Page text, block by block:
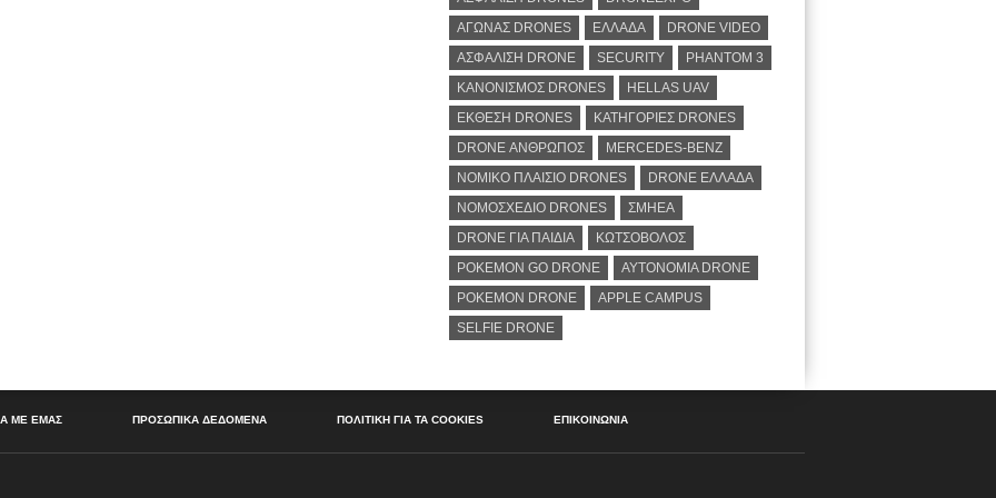
ΑΓΏΝΑΣ DRONES
ΕΛΛΆΔΑ
DRONE VIDEO
ΑΣΦΆΛΙΣΗ DRONE
SECURITY
PHANTOM 3
ΚΑΝΟΝΙΣΜΟΣ DRONES
HELLAS UAV
ΈΚΘΕΣΗ DRONES
ΚΑΤΗΓΟΡΊΕΣ DRONES
DRONE ΆΝΘΡΩΠΟΣ
MERCEDES-BENZ
ΝΟΜΙΚΟ ΠΛΑΙΣΙΟ DRONES
DRONE ΕΛΛΆΔΑ
ΝΟΜΟΣΧΈΔΙΟ DRONES
ΣΜΗΕΑ
DRONE ΓΙΑ ΠΑΙΔΙΆ
ΚΩΤΣΌΒΟΛΟΣ
POKEMON GO DRONE
ΑΥΤΟΝΟΜΊΑ DRONE
POKEMON DRONE
APPLE CAMPUS
SELFIE DRONE
ΜΕ ΕΜΆΣ ΠΡΟΣΩΠΙΚΆ ΔΕΔΟΜΈΝΑ ΠΟΛΙΤΙΚΉ ΓΙΑ ΤΑ COOKIES ΕΠΙΚΟΙΝΩΝΊΑ